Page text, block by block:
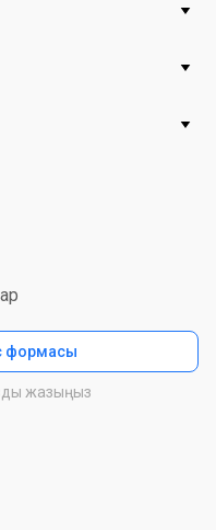
формасы
жазыңыз